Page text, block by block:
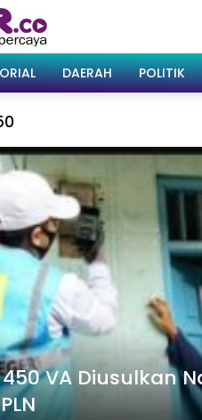
DAERAH POLITIK
VA Diusulkan